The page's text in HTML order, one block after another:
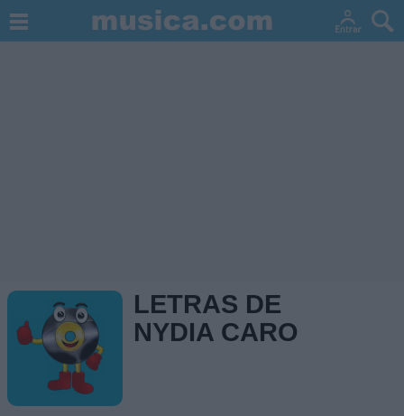
LETRAS DE
NYDIA CARO